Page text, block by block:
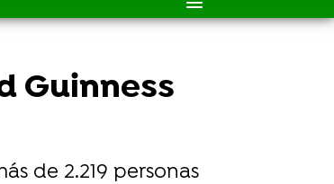
Guinness
de 2.219 personas